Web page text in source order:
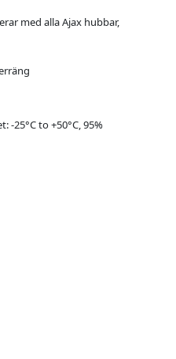
med alla Ajax hubbar,
-25°С to +50°С, 95%